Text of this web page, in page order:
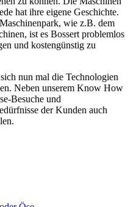
hat ihre eigene Geschichte.
wie z.B. dem
ist es Bossert problemlos
und kostengünstig zu
nun mal die Technologien
Neben unserem Know How
Besuche und
der Kunden auch